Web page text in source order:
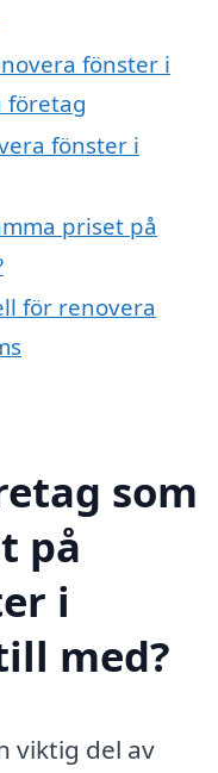
fönster i
företag
fönster i
priset på
för renovera
som
på
i
med?
viktig del av